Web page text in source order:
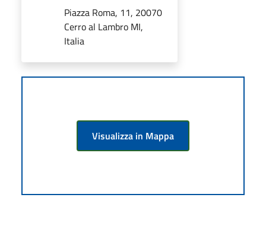
Piazza Roma, 11, 20070
Cerro al Lambro MI,
Italia
Visualizza in Mappa